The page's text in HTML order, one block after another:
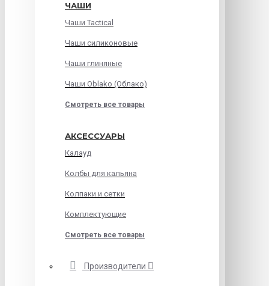
ЧАШИ
Чаши Tactical
Чаши силиконовые
Чаши глиняные
Чаши Oblako (Облако)
Смотреть все товары
АКСЕССУАРЫ
Калауд
Колбы для кальяна
Колпаки и сетки
Комплектующие
Смотреть все товары
Производители